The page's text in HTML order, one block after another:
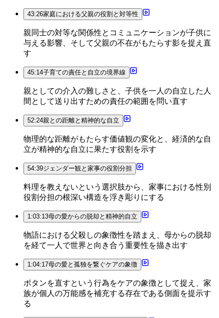
43:26家庭における父親の役割と対等性
親同士の対等な関係性とコミュニケーションが子供に
与える影響、そして父親の不在がもたらす影を捉え直
す
45:14子育ての責任と自立の境界線
親としての介入の難しさと、子供を一人の自立した人
間として送り出すための責任の範囲を問い直す
52:24親との距離と精神的な自立
物理的な距離がもたらす価値観の変化と、経済的な自
立が精神的な自立に果たす役割を示す
54:39ジェンダー観と家事の役割分担
料理を教えないという選択肢から、家事における性別
役割分担の根深い構造を浮き彫りにする
1:03:13母の愛からの脱却と精神的自立
物語における父殺しの象徴性を踏まえ、母からの脱却
を経て一人で世界と向き合う重要性を描き出す
1:04:17母の愛と孤独を繋ぐケアの象徴
ボタンを直すという行為をケアの象徴として捉え、家
族が個人の万能感を補充する存在である側面を提示す
る